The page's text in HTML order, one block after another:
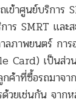
เข้าศูนย์บริการ
าร SMRT และ
ภาพยนตร์ การ
Card) เป็นส่
ค้าที่ซื้อรถมาจ
วยเช่นกัน จาก